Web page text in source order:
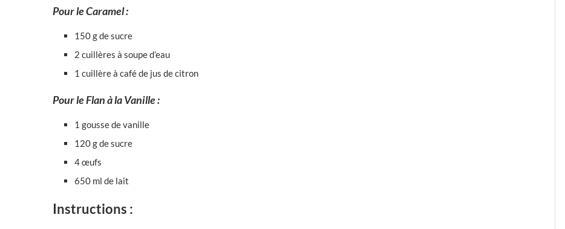
Pour le Caramel :
150 g de sucre
2 cuillères à soupe d’eau
1 cuillère à café de jus de citron
Pour le Flan à la Vanille :
1 gousse de vanille
120 g de sucre
4 œufs
650 ml de lait
Instructions :